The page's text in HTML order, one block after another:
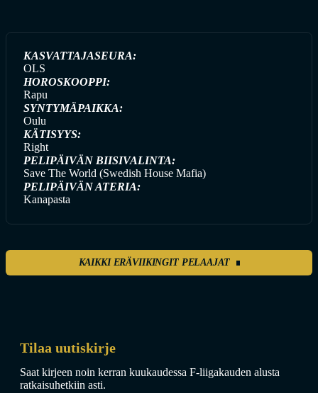
KASVATTAJASEURA:
OLS
HOROSKOOPPI:
Rapu
SYNTYMÄPAIKKA:
Oulu
KÄTISYYS:
Right
PELIPÄIVÄN BIISIVALINTA:
Save The World (Swedish House Mafia)
PELIPÄIVÄN ATERIA:
Kanapasta
KAIKKI ERÄVIIKINGIT PELAAJAT
Tilaa uutiskirje
Saat kirjeen noin kerran kuukaudessa F-liigakauden alusta
ratkaisuhetkiin asti.